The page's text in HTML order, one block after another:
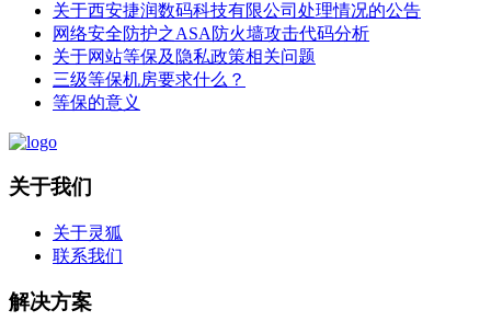
关于西安捷润数码科技有限公司处理情况的公告
网络安全防护之ASA防火墙攻击代码分析
关于网站等保及隐私政策相关问题
三级等保机房要求什么？
等保的意义
关于我们
关于灵狐
联系我们
解决方案